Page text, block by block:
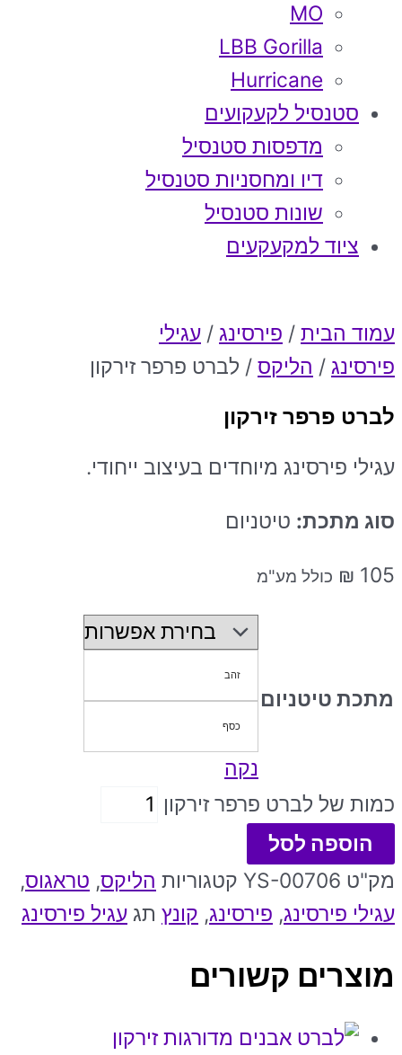
MO
LBB Gorilla
Hurricane
סטנסיל לקעקועים
מדפסות סטנסיל
דיו ומחסניות סטנסיל
שונות סטנסיל
ציוד למקעקעים
עמוד הבית / פירסינג / עגילי
פירסינג / הליקס / לברט פרפר זירקון
לברט פרפר זירקון
עגילי פירסינג מיוחדים בעיצוב ייחודי.
סוג מתכת: טיטניום
₪ 105 כולל מע"מ
מתכת טיטניום
זהב
כסף
נקה
כמות של לברט פרפר זירקון
הוספה לסל
מק"ט YS-00706 קטגוריות הליקס, טראגוס,
עגילי פירסינג, פירסינג, קונץ תג עגיל פירסינג
מוצרים קשורים